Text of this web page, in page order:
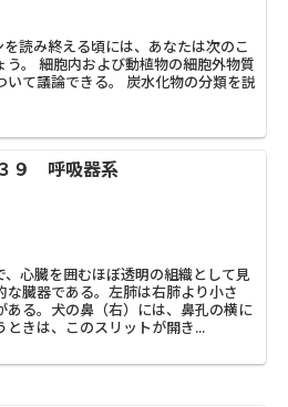
胞外物質
る。 炭水化物の分類を説
９ 呼吸器系
、心臓を囲むほぼ透明の組織として見
臓器である。左肺は右肺より小さ
ある。犬の鼻（右）には、鼻孔の横に
きは、このスリットが開き...